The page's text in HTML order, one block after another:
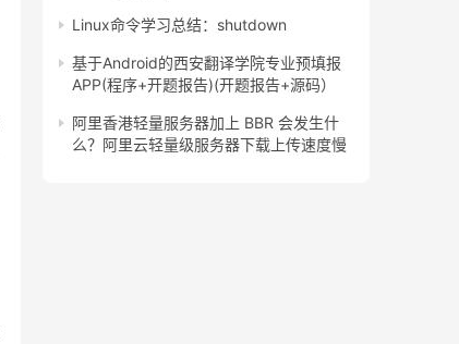
Linux命令学习总结：shutdown
基于Android的西安翻译学院专业预填报
APP(程序+开题报告)(开题报告+源码）
阿里香港轻量服务器加上 BBR 会发生什
么？阿里云轻量级服务器下载上传速度慢